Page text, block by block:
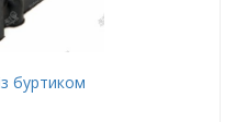
буртиком